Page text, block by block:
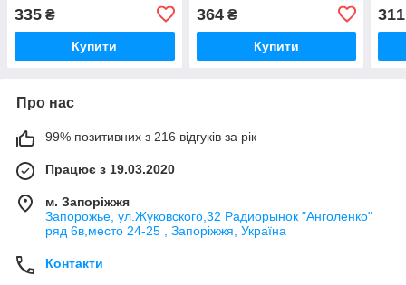
335 ₴
Купити
364₴
Купити
311
Про нас
99% позитивних з 216 відгуків за рік
Працює з 19.03.2020
м. Запоріжжя
Запорожье, ул.Жуковского,32 Радиорынок "Анголенко"
ряд 6в,место 24-25 , Запоріжжя, Україна
Контакти